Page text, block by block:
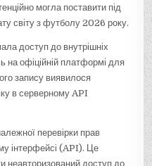
могла поставити під
світу з футболу 2026 року.
доступ до внутрішніх
офіційній платформі для
запису виявилося
в серверному API
перевірки прав
інтерфейсі (API). Це
доступ до